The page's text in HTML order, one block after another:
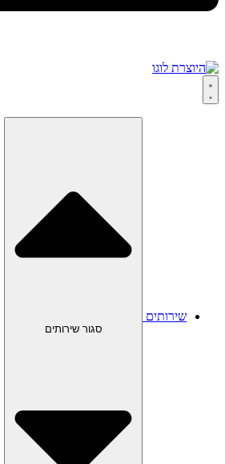
שירותים
סגור שירותים